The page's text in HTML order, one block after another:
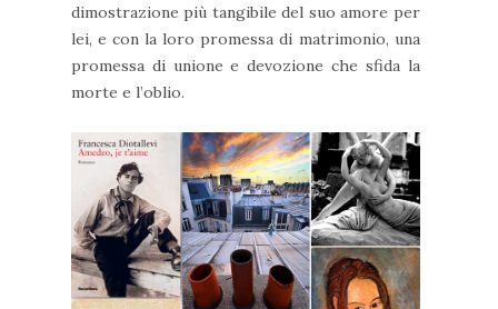
dimostrazione più tangibile del suo amore per
lei, e con la loro promessa di matrimonio, una
promessa di unione e devozione che sfida la
morte e l’oblio.